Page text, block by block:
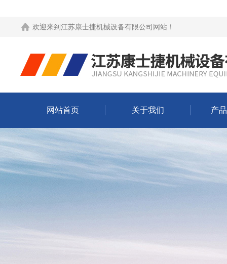
欢迎来到 江苏康士捷机械设备有限公司网站 ！
网站首页 关于我们 产